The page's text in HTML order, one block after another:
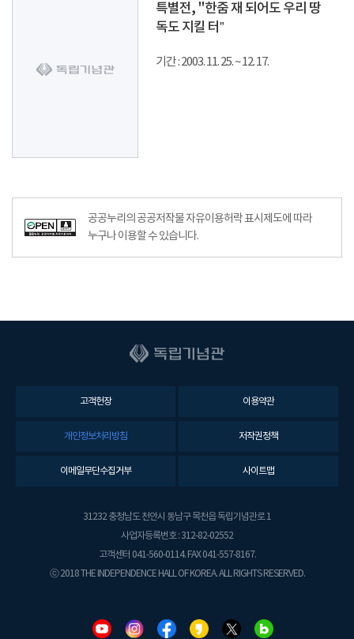
특별전, "한줌 재 되어도 우리 땅
독도 지킬 터”
기간 : 2003. 11. 25. ~ 12. 17.
공공누리의 공공저작물 자유이용허락 표시제도에 따라
누구나 이용할 수 있습니다.
고객헌장 이용약관
개인정보처리방침 저작권정책
이메일무단수집거부 사이트맵
31232 충청남도 천안시 동남구 목천읍 독립기념관로 1
사업자등록번호 : 312-82-02552
고객센터 041-560-0114. FAX 041-557-8167.
ⓒ 2018 THE INDEPENDENCE HALL OF KOREA. ALL RIGHTS RESERVED.